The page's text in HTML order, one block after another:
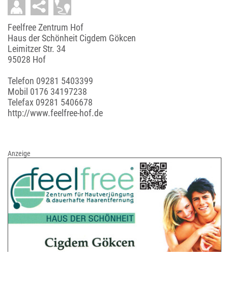
Feelfree Zentrum Hof
Haus der Schönheit Cigdem Gökcen
Leimitzer Str. 34
95028 Hof
Telefon 09281 5403399
Mobil 0176 34197238
Telefax 09281 5406678
http://www.feelfree-hof.de
Anzeige